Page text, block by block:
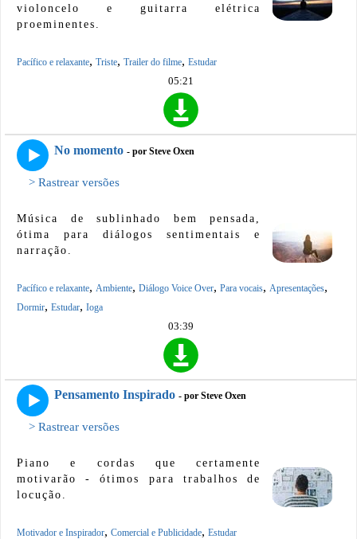
violoncelo e guitarra elétrica
proeminentes.
Pacífico e relaxante, Triste, Trailer do filme, Estudar
05:21
No momento - por Steve Oxen
> Rastrear versões
Música de sublinhado bem pensada,
ótima para diálogos sentimentais e
narração.
Pacífico e relaxante, Ambiente, Diálogo Voice Over, Para vocais, Apresentações,
Dormir, Estudar, Ioga
03:39
Pensamento Inspirado - por Steve Oxen
> Rastrear versões
Piano e cordas que certamente
motivarão - ótimos para trabalhos de
locução.
Motivador e Inspirador, Comercial e Publicidade, Estudar